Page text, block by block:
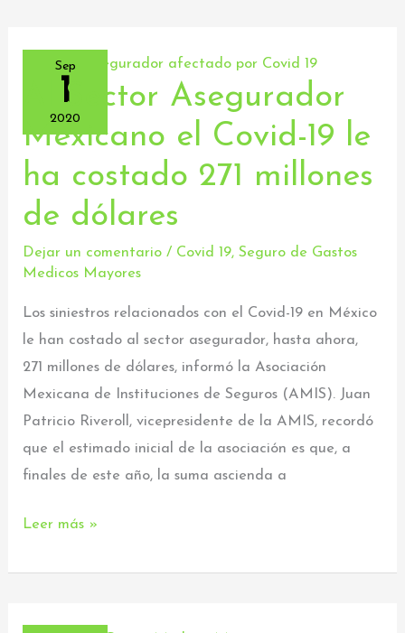
Sep
1
2020
Al Sector Asegurador
Mexicano el Covid-19 le
ha costado 271 millones
de dólares
Dejar un comentario / Covid 19,Seguro de Gastos
Medicos Mayores
Los siniestros relacionados con el Covid-19 en México
le han costado al sector asegurador, hasta ahora,
271 millones de dólares, informó la Asociación
Mexicana de Instituciones de Seguros (AMIS). Juan
Patricio Riveroll, vicepresidente de la AMIS, recordó
que el estimado inicial de la asociación es que, a
finales de este año, la suma ascienda a
Sector
Asegurador
Mexicano
Covid-
19
le
ha
costado
271
millones
de
dólares
Leer más »